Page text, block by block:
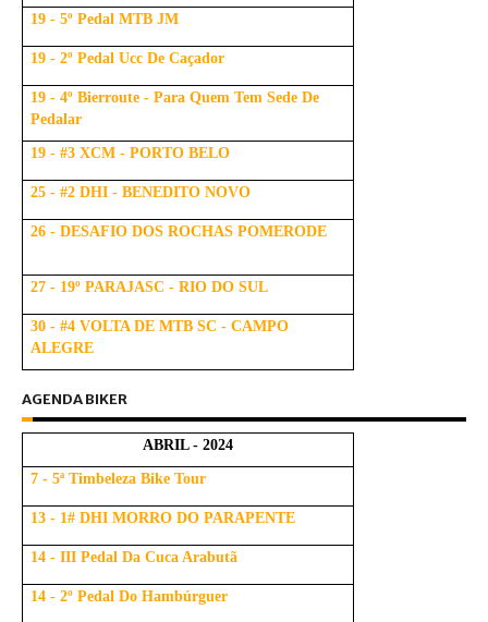
19 - 5º Pedal MTB JM
19 - 2º Pedal Ucc De Caçador
19 - 4º Bierroute - Para Quem Tem Sede De
Pedalar
19 - #3 XCM - PORTO BELO
25 - #2 DHI - BENEDITO NOVO
26 - DESAFIO DOS ROCHAS POMERODE
27 - 19º PARAJASC - RIO DO SUL
30 - #4 VOLTA DE MTB SC - CAMPO
ALEGRE
AGENDA BIKER
ABRIL - 2024
7 - 5ª Timbeleza Bike Tour
13 - 1# DHI MORRO DO PARAPENTE
14 - III Pedal Da Cuca Arabutã
14 - 2º Pedal Do Hambúrguer